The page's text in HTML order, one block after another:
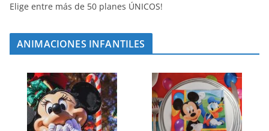
Elige entre más de 50 planes ÚNICOS!
ANIMACIONES INFANTILES